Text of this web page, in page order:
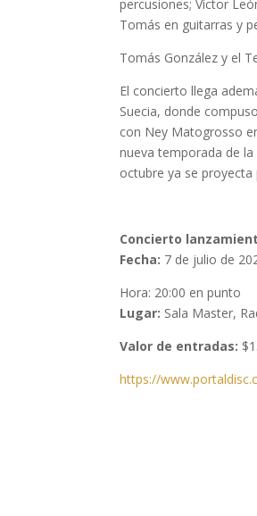
percusiones; Víctor
Tomás en guitarras y
Tomás González y el
El concierto llega
Suecia, donde
con Ney Matogrosso
nueva temporada de
octubre ya se proyecta
Concierto
Fecha: 7 de julio de
Hora: 20:00 en punto
Lugar: Sala Master,
Valor de entradas:
https://